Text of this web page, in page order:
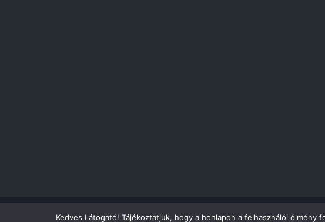
Kedves Látogató! Tájékoztatjuk, hogy a honlapon a felhasználói